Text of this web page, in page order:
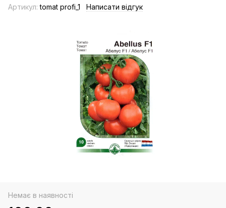
Артикул: tomat profi_1 Написати відгук
Немає в наявності